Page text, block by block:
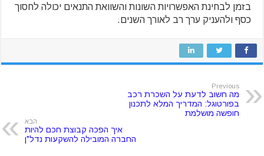
בזמן לבחינת האפשרויות השונות והשוואת התנאים יכולה לחסוך
כסף ולהעניק ערך רב לאורך השנים.
Previous
מה חשוב לדעת על השכרת רכב
בפורטוגל: המדריך המלא לתכנון
חופשה מושלמת
הבא
איך הפכה קבוצת חכם להיות
החברה המובילה להשקעות נדל"ן